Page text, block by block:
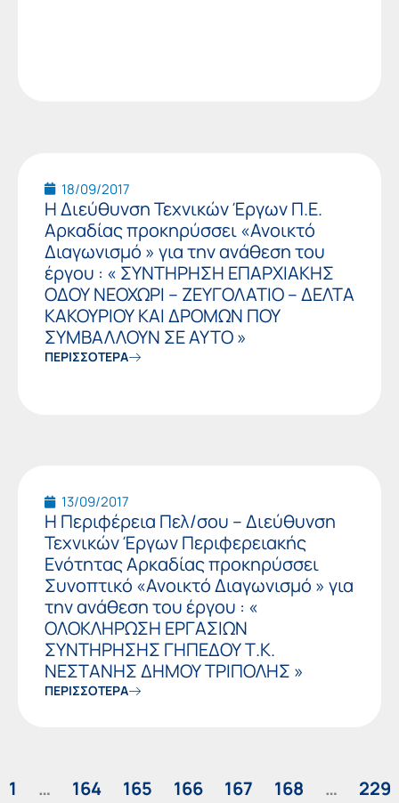
18/09/2017
Η Διεύθυνση Τεχνικών Έργων Π.Ε.
Αρκαδίας προκηρύσσει «Ανοικτό
Διαγωνισμό » για την ανάθεση του
έργου : « ΣΥΝΤΗΡΗΣΗ ΕΠΑΡΧΙΑΚΗΣ
ΟΔΟΥ ΝΕΟΧΩΡΙ – ΖΕΥΓΟΛΑΤΙΟ – ΔΕΛΤΑ
ΚΑΚΟΥΡΙΟΥ ΚΑΙ ΔΡΟΜΩΝ ΠΟΥ
ΣΥΜΒΑΛΛΟΥΝ ΣΕ ΑΥΤΟ »
ΠΕΡΙΣΣΟΤΕΡΑ
13/09/2017
Η Περιφέρεια Πελ/σου – Διεύθυνση
Τεχνικών Έργων Περιφερειακής
Ενότητας Αρκαδίας προκηρύσσει
Συνοπτικό «Ανοικτό Διαγωνισμό » για
την ανάθεση του έργου : «
ΟΛΟΚΛΗΡΩΣΗ ΕΡΓΑΣΙΩΝ
ΣΥΝΤΗΡΗΣΗΣ ΓΗΠΕΔΟΥ Τ.Κ.
ΝΕΣΤΑΝΗΣ ΔΗΜΟΥ ΤΡΙΠΟΛΗΣ »
ΠΕΡΙΣΣΟΤΕΡΑ
1 … 164 165 166 167 168 … 229